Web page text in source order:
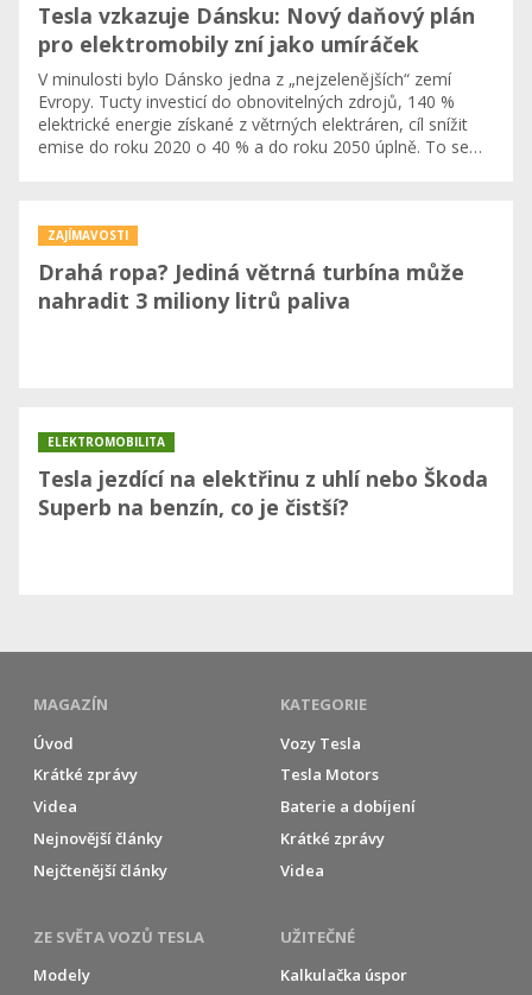
Tesla vzkazuje Dánsku: Nový daňový plán
pro elektromobily zní jako umíráček
V minulosti bylo Dánsko jedna z „nejzelenějších“ zemí
Evropy. Tucty investicí do obnovitelných zdrojů, 140 %
elektrické energie získané z větrných elektráren, cíl snížit
emise do roku 2020 o 40 % a do roku 2050 úplně. To se…
Drahá ropa? Jediná větrná turbína může
nahradit 3 miliony litrů paliva
ZAJÍMAVOSTI
Tesla jezdící na elektřinu z uhlí nebo Škoda
Superb na benzín, co je čistší?
ELEKTROMOBILITA
MAGAZÍN
Úvod
Krátké zprávy
Videa
Nejnovější články
Nejčtenější články
KATEGORIE
Vozy Tesla
Tesla Motors
Baterie a dobíjení
Krátké zprávy
Videa
ZE SVĚTA VOZŮ TESLA
Modely
UŽITEČNÉ
Kalkulačka úspor